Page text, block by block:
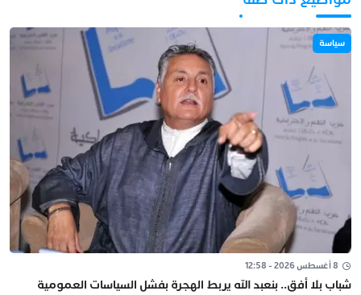
سياسة
8 أغسطس 2026 - 12:58
شباب بلا أفق.. بنعبد الله يربط الهجرة بفشل السياسات العمومية